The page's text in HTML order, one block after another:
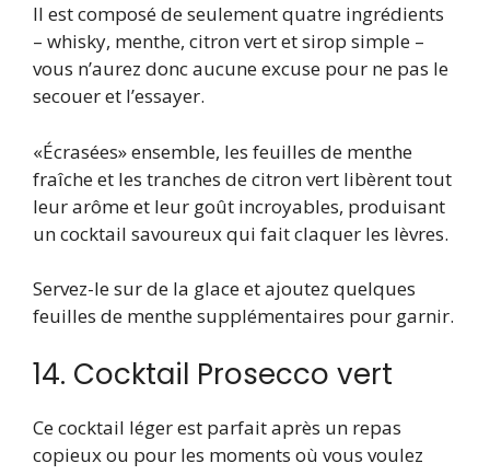
Il est composé de seulement quatre ingrédients
– whisky, menthe, citron vert et sirop simple –
vous n’aurez donc aucune excuse pour ne pas le
secouer et l’essayer.
«Écrasées» ensemble, les feuilles de menthe
fraîche et les tranches de citron vert libèrent tout
leur arôme et leur goût incroyables, produisant
un cocktail savoureux qui fait claquer les lèvres.
Servez-le sur de la glace et ajoutez quelques
feuilles de menthe supplémentaires pour garnir.
14. Cocktail Prosecco vert
Ce cocktail léger est parfait après un repas
copieux ou pour les moments où vous voulez